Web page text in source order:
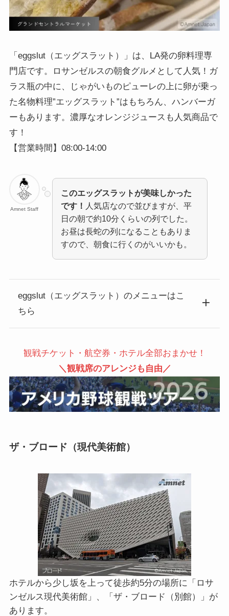
「eggslut（エッグスラット）」は、LA発の卵料理専
門店です。ロサンゼルスの朝食グルメとして人気！ガ
ラス瓶の中に、じゃがいものピューレの上に卵が乗っ
た名物料理”エッグスラット”はもちろん、ハンバーガ
ーもあります。濃厚なオレンジジュースも人気商品で
す！
【営業時間】08:00-14:00
Amnet Staff
このエッグスラットが美味しかった
です！ 人気店なので並びますが、平
日の朝で約10分くらいの列でした。
お昼は長蛇の列になることもありま
すので、朝食に行くのがいいかも。
eggslut（エッグスラット）のメニューはこ
ちら
観戦チケット・航空券・ホテル全部おまかせ！
＼観戦席のアレンジも自由／
ザ・ブロード（現代美術館）
ホテルから少し坂を上って徒歩約5分の場所に「ロサ
ンゼルス現代美術館」、「ザ・ブロード（別館）」が
あります。